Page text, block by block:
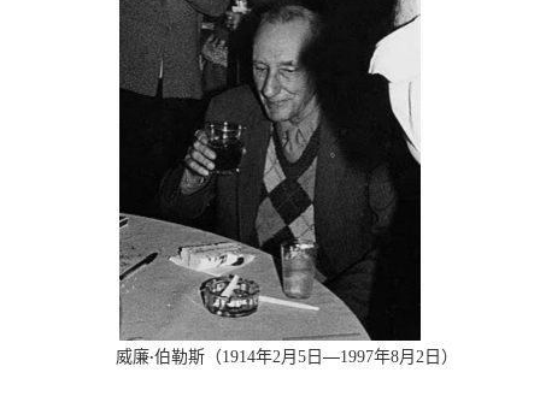
威廉·伯勒斯（1914年2 月 5 日 —1997年8月 2 日）